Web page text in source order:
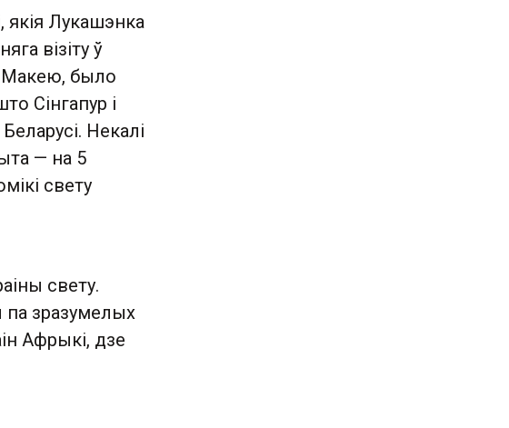
якія Лукашэнка
візіту ў
Макею, было
Сінгапур і
Некалі
— на 5
свету
свету.
па зразумелых
Афрыкі, дзе